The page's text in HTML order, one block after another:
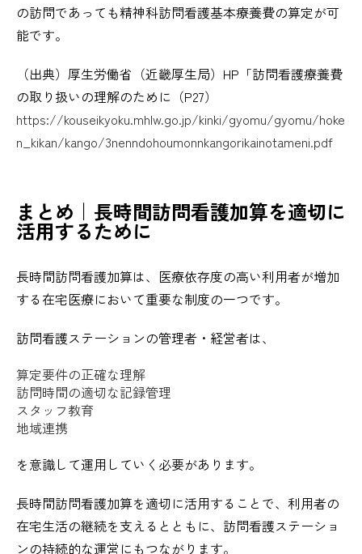
の訪問であっても精神科訪問看護基本療養費の算定が可
能です。
（出典）厚生労働省（近畿厚生局）HP「訪問看護療養費
の取り扱いの理解のために（P27）
https://kouseikyoku.mhlw.go.jp/kinki/gyomu/gyomu/hoke
n_kikan/kango/3nenndohoumonnkangorikainotameni.pdf
まとめ ｜長時間訪問看護加算を適切に
活用するために
長時間訪問看護加算は、医療依存度の高い利用者が増加
する在宅医療において重要な制度の一つです。
訪問看護ステーションの管理者・経営者は、
算定要件の正確な理解
訪問時間の適切な記録管理
スタッフ教育
地域連携
を意識して運用していく必要があります。
長時間訪問看護加算を適切に活用することで、利用者の
在宅生活の継続を支えるとともに、訪問看護ステーショ
ンの持続的な運営にもつながります。